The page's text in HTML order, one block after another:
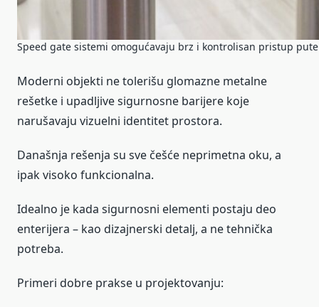
Speed gate sistemi omogućavaju brz i kontrolisan pristup
Moderni objekti ne tolerišu glomazne metalne
rešetke i upadljive sigurnosne barijere koje
narušavaju vizuelni identitet prostora.
Današnja rešenja su sve češće neprimetna oku, a
ipak visoko funkcionalna.
Idealno je kada sigurnosni elementi postaju deo
enterijera – kao dizajnerski detalj, a ne tehnička
potreba.
Primeri dobre prakse u projektovanju: